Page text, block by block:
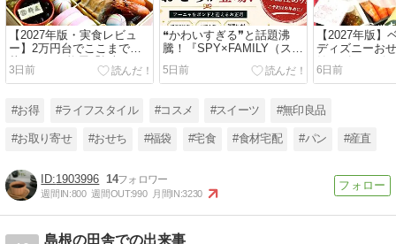
【2027年版・実食レビュ
ー】2万円台でここまで豪
華！グルメ杵屋「招福」
を“コスパNo.1おせち”に推
3日前
❝かわいすぎる❞と話題沸
騰！『SPY×FAMILY（スパ
イファミリー）』おせちが
初登場
5日前
【2027年版】
ディズニーお
始！ズートピ
プーさん100
6日前
#お得 #ライフスタイル #コスメ #スイーツ #無印良品
#お取り寄せ #おせち #福袋 #宅食 #食材宅配 #パン #産直
1903996 14
週間IN:800 週間OUT:990 月間IN:3230
島根の田舎での出来事